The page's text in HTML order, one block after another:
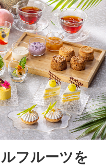
フルーツを